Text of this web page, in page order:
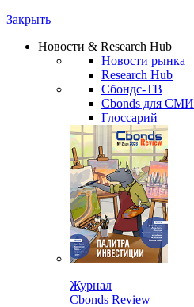
Закрыть
Новости & Research Hub
Новости рынка
Research Hub
Сбондс-ТВ
Cbonds для СМИ
Глоссарий
Журнал
Cbonds Review